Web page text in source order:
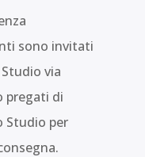
sono invitati
via
pregati di
Studio per